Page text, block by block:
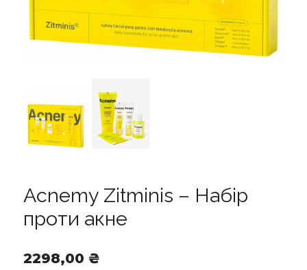
Acnemy Zitminis – Набір
проти акне
2298,00 ₴